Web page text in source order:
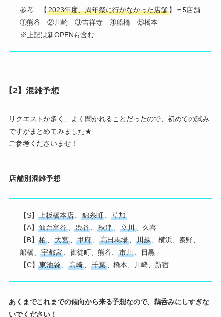
参考：【 2023年度、周年祭に行かなかった店舗】＝5店舗
①熊谷 ②川崎 ③吉祥寺 ④船橋 ⑤橋本
※上記は新OPENも含む
【2】混雑予想
リクエストが多く、よく聞かれることだったので、初めての試み
ですがまとめてみました★
ご参考くださいませ！
店舗別混雑予想
【S】 上板橋本店、 錦糸町、
草加
【A】
仙台富谷、 渋谷、 秋津、 立川、久喜
【B】
柏、 大宮、 甲府、 高田馬場、 川越、横浜、秦野、
船橋、
宇都宮、御徒町、熊谷、 市川、目黒
【C】
東池袋、 高崎、 千葉、橋本、川崎、新宿
あくまでこれまでの傾向から来る予想なので、鵜呑みにしすぎな
いでください！